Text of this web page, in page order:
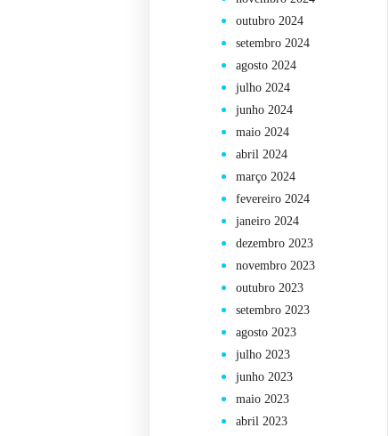
outubro 2024
setembro 2024
agosto 2024
julho 2024
junho 2024
maio 2024
abril 2024
março 2024
fevereiro 2024
janeiro 2024
dezembro 2023
novembro 2023
outubro 2023
setembro 2023
agosto 2023
julho 2023
junho 2023
maio 2023
abril 2023